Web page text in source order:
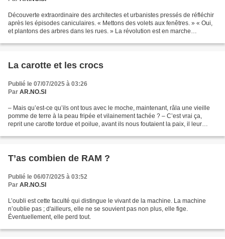
Découverte extraordinaire des architectes et urbanistes pressés de réfléchir
après les épisodes caniculaires. « Mettons des volets aux fenêtres. » « Oui,
et plantons des arbres dans les rues. » La révolution est en marche…
La carotte et les crocs
Publié le 07/07/2025 à 03:26
Par AR.NO.SI
– Mais qu’est-ce qu’ils ont tous avec le moche, maintenant, râla une vieille
pomme de terre à la peau fripée et vilainement tachée ? – C’est vrai ça,
reprit une carotte tordue et poilue, avant ils nous foutaient la paix, il leur
T’as combien de RAM ?
Publié le 06/07/2025 à 03:52
Par AR.NO.SI
L’oubli est cette faculté qui distingue le vivant de la machine. La machine
n’oublie pas ; d'ailleurs, elle ne se souvient pas non plus, elle fige.
Éventuellement, elle perd tout.